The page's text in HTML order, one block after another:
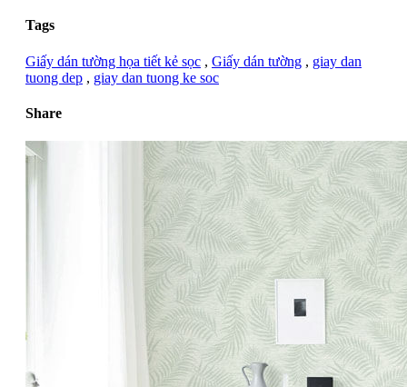
Tags
Giấy dán tường họa tiết kẻ sọc , Giấy dán tường , giay dan
tuong dep , giay dan tuong ke soc
Share